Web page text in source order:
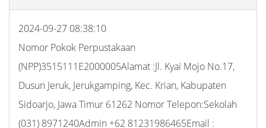
2024-09-27 08:38:10
Nomor Pokok Perpustakaan
(NPP)3515111E2000005Alamat :Jl. Kyai Mojo No.17,
Dusun Jeruk, Jerukgamping, Kec. Krian, Kabupaten
Sidoarjo, Jawa Timur 61262 Nomor Telepon:Sekolah
(031) 8971240Admin +62 81231986465Email :